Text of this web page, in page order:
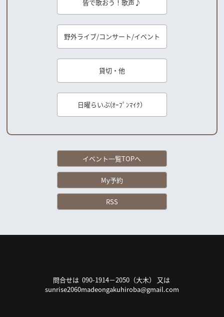
皆で歌おう！歌声♪
野外ライブ/コンサート/イベント
貸切・他
日曜らいぶ(ｵｰﾌﾟﾝﾏｲｸ）
イベント一覧TOPへ
My予約
RSS
問合せは 090-1914－2050（大木） 又は
sunrise2060madeongakuhiroba@gmail.com